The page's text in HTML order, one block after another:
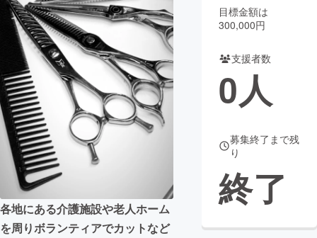
ビジネス・起業 チャレンジ
まちづくり・地域活性化
CAMPFIRE for Social Good
CAMPFIRE Creation
CAMPFIREふるさと納税machi-ya
各地にある介護施設や老人ホーム
を周りボランティアでカットなど
目標金額は
300,000円
支援者数
0人
募集終了まで残
り
終了